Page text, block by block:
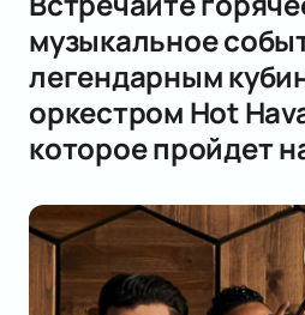
музыкальное
легендарным
оркестром Hot
которое пройдет